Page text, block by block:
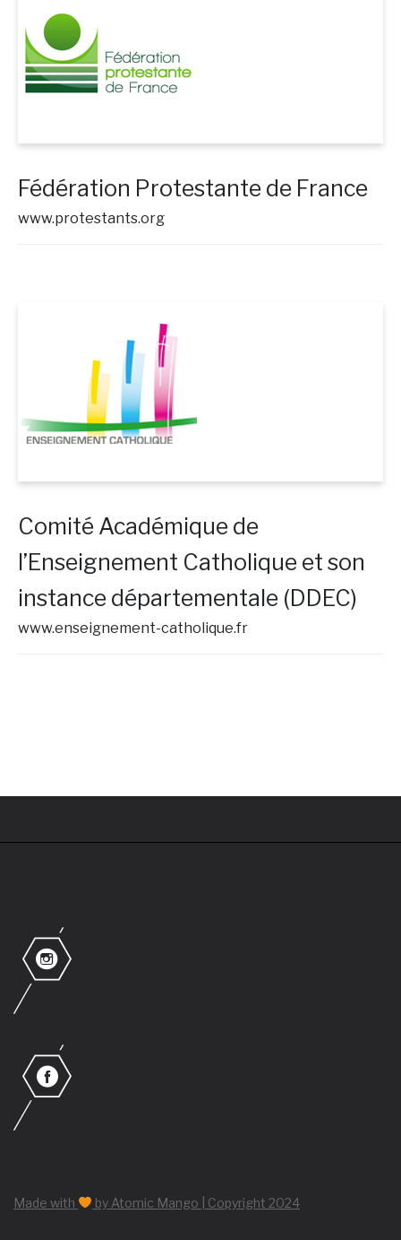
Fédération Protestante de France
www.protestants.org
Comité Académique de
l’Enseignement Catholique et son
instance départementale (DDEC)
www.enseignement-catholique.fr
Made with by Atomic Mango | Copyright 2024